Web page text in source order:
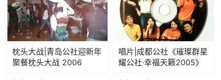
枕头大战|青岛公社迎新年
聚餐枕头大战 2006
唱片|成都公社《璀璨群星
耀公社·幸福天籁2005》